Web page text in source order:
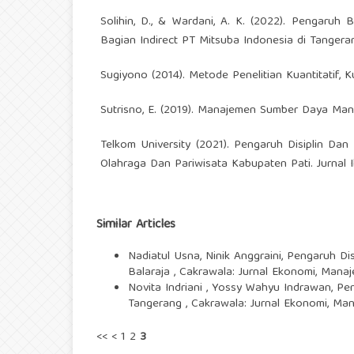
Solihin, D., & Wardani, A. K. (2022).
Bagian Indirect PT Mitsuba Indonesia di
Sugiyono (2014). Metode Penelitian Kuantitatif,
Sutrisno, E. (2019). Manajemen Sumber Daya
Telkom University (2021). Pengaruh Disiplin
Olahraga Dan Pariwisata Kabupaten Pati.
Similar Articles
Nadiatul Usna, Ninik Anggraini, Pengaruh
Balaraja ,Cakrawala: Jurnal Ekonomi,
Novita Indriani , Yossy Wahyu Indrawan,
Tangerang ,Cakrawala: Jurnal Ekonomi,
<< <1 2 3